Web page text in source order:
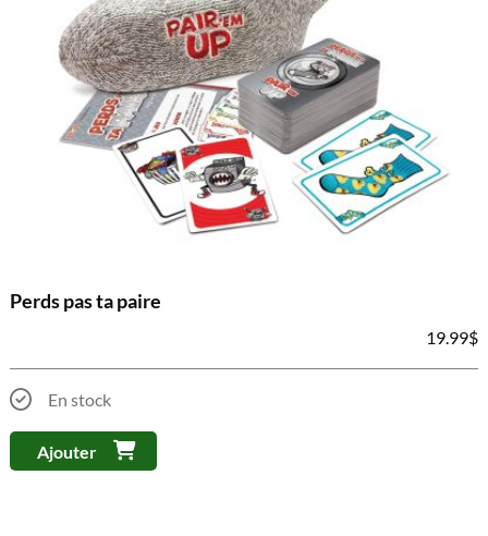
Perds pas ta paire
19.99$
En stock
Ajouter